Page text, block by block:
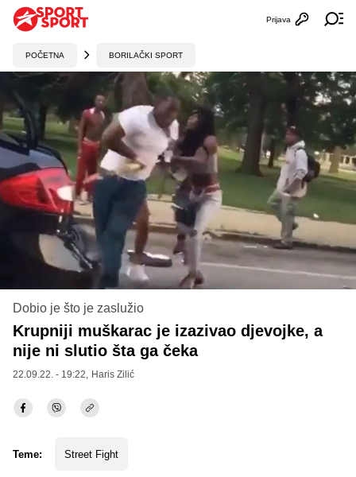
Otvori
Prijava
POČETNA BORILAČKI SPORT
Dobio je što je zaslužio
Krupniji muškarac je izazivao djevojke, a
nije ni slutio šta ga čeka
22.09.22. - 19:22, Haris Zilić
Teme: Street Fight